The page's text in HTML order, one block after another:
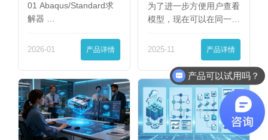
01 Abaqus/Standard求
解器 …
2026-01 产品详情
为了进一步方便用户查看
模型，现在可以在同一
2025-11 产品详情
产品可以试用吗？
软件有折扣吗？